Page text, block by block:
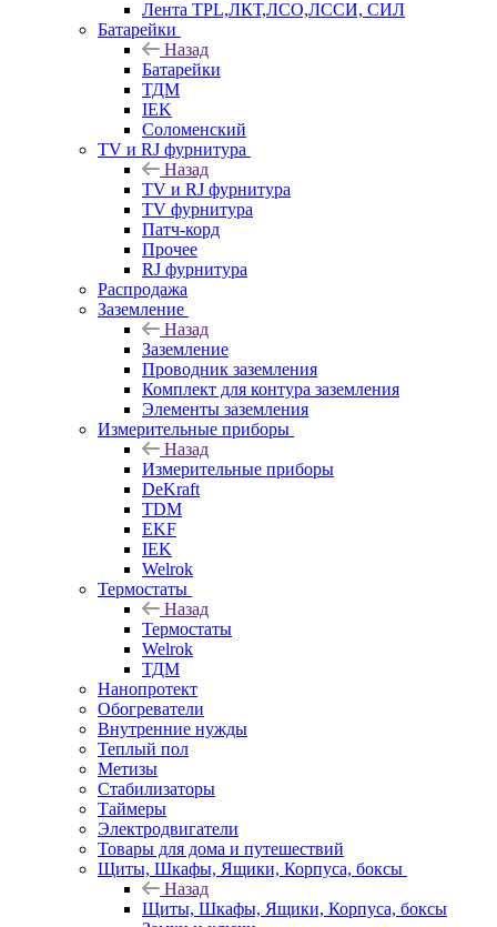
Лента TPL,ЛКТ,ЛСО,ЛССИ, СИЛ
Батарейки
Назад
Батарейки
ТДМ
IEK
Соломенский
TV и RJ фурнитура
Назад
TV и RJ фурнитура
TV фурнитура
Патч-корд
Прочее
RJ фурнитура
Распродажа
Заземление
Назад
Заземление
Проводник заземления
Комплект для контура заземления
Элементы заземления
Измерительные приборы
Назад
Измерительные приборы
DeKraft
TDM
EKF
IEK
Welrok
Термостаты
Назад
Термостаты
Welrok
ТДМ
Нанопротект
Обогреватели
Внутренние нужды
Теплый пол
Метизы
Стабилизаторы
Таймеры
Электродвигатели
Товары для дома и путешествий
Щиты, Шкафы, Ящики, Корпуса, боксы
Назад
Щиты, Шкафы, Ящики, Корпуса, боксы